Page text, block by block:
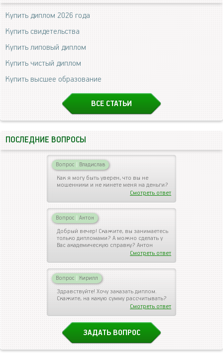
Купить диплом 2026 года
Купить свидетельства
Купить липовый диплом
Купить чистый диплом
Купить высшее образование
ВСЕ СТАТЬИ
ПОСЛЕДНИЕ ВОПРОСЫ
Вопрос | Владислав
Как я могу быть уверен, что вы не
мошенники и не кинете меня на деньги?
Смотреть ответ
Вопрос | Антон
Добрый вечер! Скажите, вы занимаетесь
только дипломами? А можно сделать у
Вас академическую справку? Антон
Смотреть ответ
Вопрос | Кирилл
Здравствуйте! Хочу заказать диплом.
Скажите, на какую сумму рассчитывать?
Смотреть ответ
ЗАДАТЬ ВОПРОС